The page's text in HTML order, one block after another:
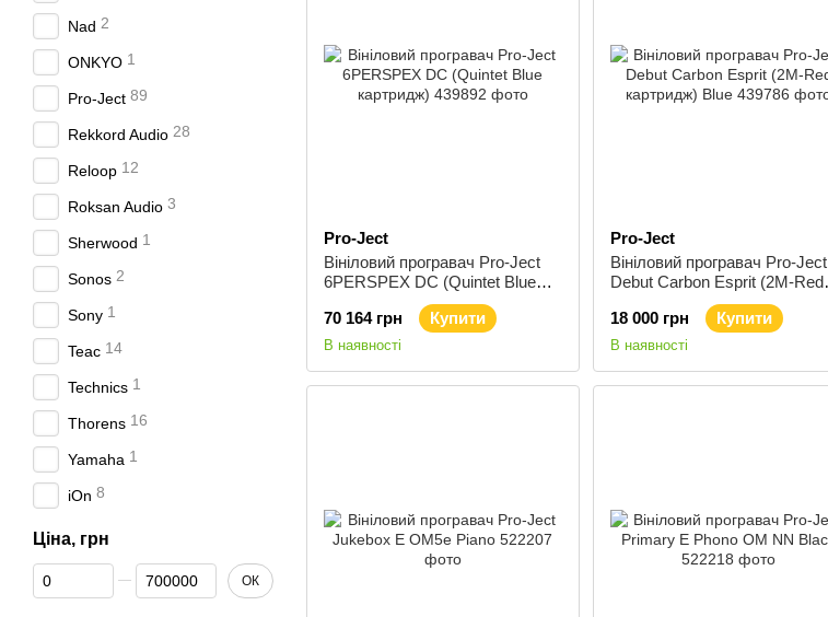
Pro-Ject
Вініловий програвач Pro-Ject
6PERSPEX DC (Quintet Blue
70 164 грн
Купити
В наявності
Pro-Ject
Вініловий програвач Pro-Ject
Debut Carbon Esprit (2M-Red
картридж) Blue
18 000 грн
Купити
В наявності
Nad 2
ONKYO 1
Pro-Ject 89
Rekkord Audio 28
Reloop 12
Roksan Audio 3
Sherwood 1
Sonos 2
Sony 1
Teac 14
Technics 1
Thorens 16
Yamaha 1
iOn 8
Ціна, грн
Від Ціна, грн
До Ціна, грн ОК